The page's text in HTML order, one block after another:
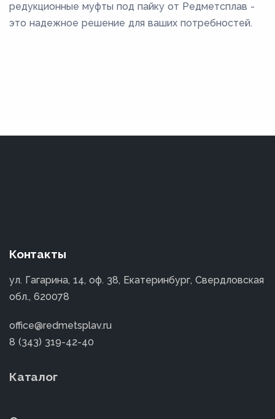
редукционные муфты под пайку от Редметсплав -
это надежное решение для ваших потребностей.
Контакты
ул. Гагарина, 14, оф. 38, Екатеринбург, Свердловская
обл., 620078
office@redmetsplav.ru
8 (343) 319-42-40
Каталог